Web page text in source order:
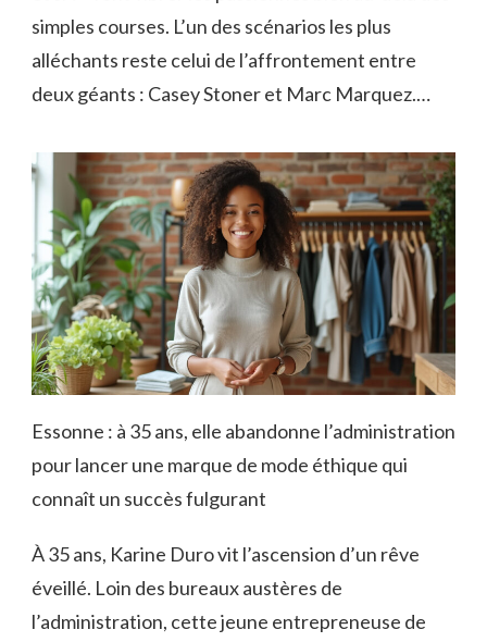
simples courses. L’un des scénarios les plus
alléchants reste celui de l’affrontement entre
deux géants : Casey Stoner et Marc Marquez.…
Essonne : à 35 ans, elle abandonne l’administration
pour lancer une marque de mode éthique qui
connaît un succès fulgurant
À 35 ans, Karine Duro vit l’ascension d’un rêve
éveillé. Loin des bureaux austères de
l’administration, cette jeune entrepreneuse de